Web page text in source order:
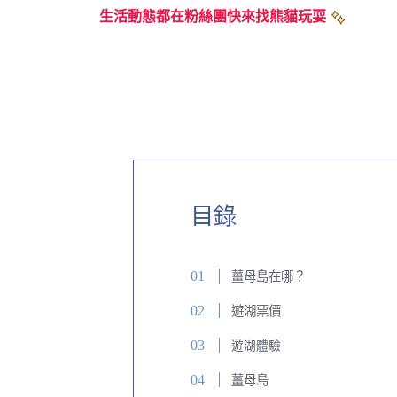
生活動態都在粉絲團快來找熊貓玩耍
目錄
薑母島在哪？
遊湖票價
遊湖體驗
薑母島